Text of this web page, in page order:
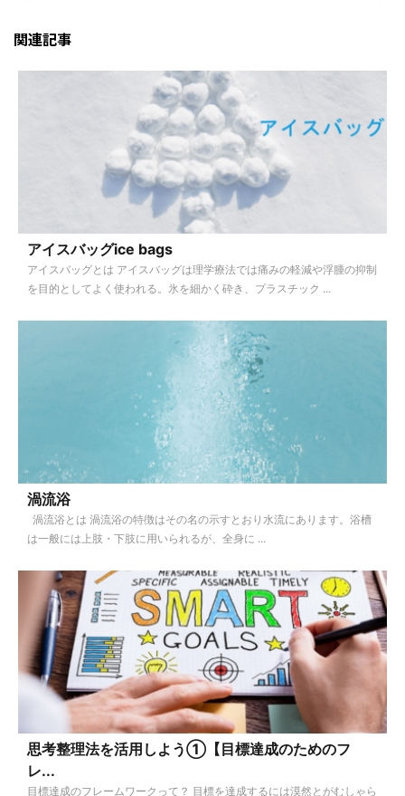
関連記事
アイスバッグice bags
アイスバッグとは アイスバッグは理学療法では痛みの軽減や浮腫の抑制
を目的としてよく使われる。氷を細かく砕き、プラスチック ...
渦流浴
渦流浴とは 渦流浴の特徴はその名の示すとおり水流にあります。浴槽
は一般には上肢・下肢に用いられるが、全身に ...
思考整理法を活用しよう①【目標達成のためのフ
レ...
目標達成のフレームワークって？ 目標を達成するには漠然とがむしゃら